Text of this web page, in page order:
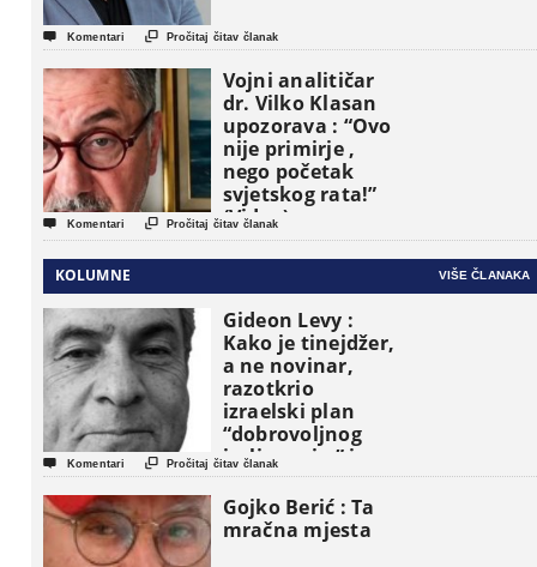
 Komentari  Pročitaj čitav članak
Vojni analitičar
dr. Vilko Klasan
upozorava : “Ovo
nije primirje ,
nego početak
svjetskog rata!”
(Video)
 Komentari  Pročitaj čitav članak
KOLUMNE VIŠE ČLANAKA
Gideon Levy :
Kako je tinejdžer,
a ne novinar,
razotkrio
izraelski plan
“dobrovoljnog
iseljavanja ” iz
Gaze
 Komentari  Pročitaj čitav članak
Gojko Berić : Ta
mračna mjesta